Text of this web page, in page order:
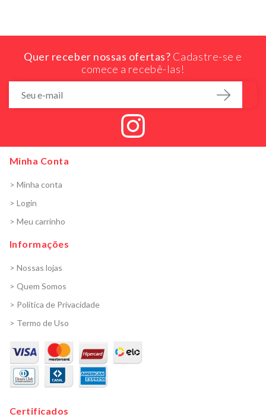
Quer receber nossas ofertas? Cadastre-se e
comece a recebê-las!
Minha Conta
> Minha conta
> Login
> Meu carrinho
Informações
> Nossas lojas
> Quem Somos
> Política de Privacidade
> Termo de Uso
Certificados